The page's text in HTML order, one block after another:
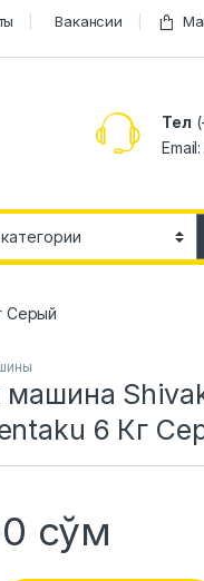
Вакансии
Тел
Серый
машина
6 Кг
сўм